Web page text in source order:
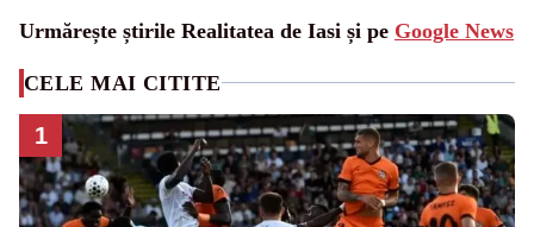
Urmărește știrile Realitatea de Iasi și pe Google News
CELE MAI CITITE
1